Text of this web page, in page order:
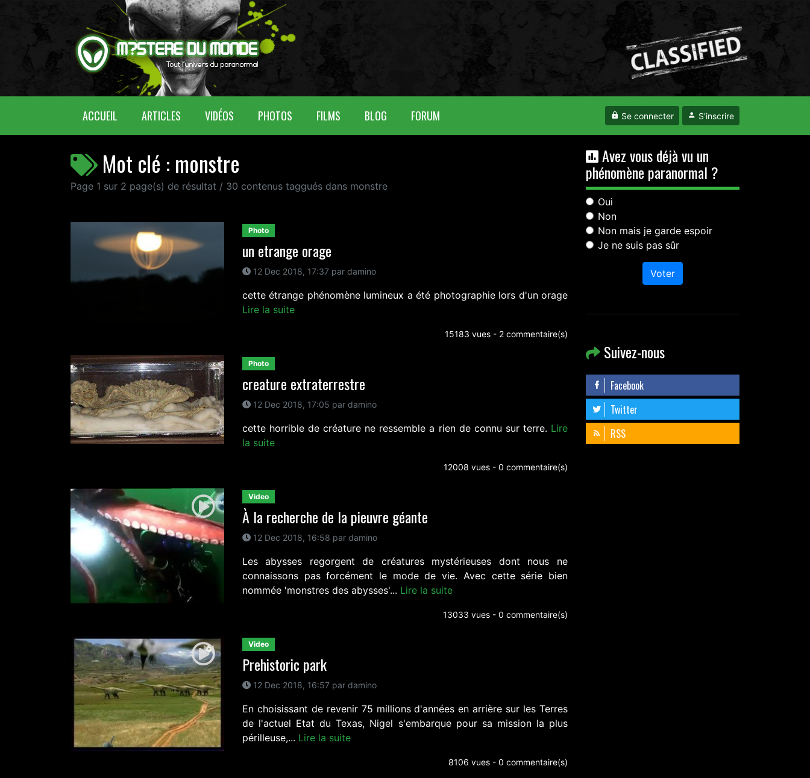
ACCUEIL (CURRENT)ARTICLES VIDÉOS PHOTOS FILMS BLOG FORUM Se connecter S'inscrire
Mot clé : monstre
Page 1 sur 2 page(s) de résultat / 30 contenus taggués dans monstre
Photo
un etrange orage
12 Dec 2018, 17:37 par damino
cette étrange phénomène lumineux a été photographie lors d'un orage
Lire la suite
15183 vues - 2 commentaire(s)
Photo
creature extraterrestre
12 Dec 2018, 17:05 par damino
cette horrible de créature ne ressemble a rien de connu sur terre. Lire
la suite
12008 vues - 0 commentaire(s)
Video
À la recherche de la pieuvre géante
12 Dec 2018, 16:58 par damino
Les abysses regorgent de créatures mystérieuses dont nous ne
connaissons pas forcément le mode de vie. Avec cette série bien
nommée 'monstres des abysses'... Lire la suite
13033 vues - 0 commentaire(s)
Video
Prehistoric park
12 Dec 2018, 16:57 par damino
En choisissant de revenir 75 millions d'années en arrière sur les Terres
de l'actuel Etat du Texas, Nigel s'embarque pour sa mission la plus
périlleuse,... Lire la suite
8106 vues - 0 commentaire(s)
Avez vous déjà vu un
phénomène paranormal ?
Oui
Non
Non mais je garde espoir
Je ne suis pas sûr
Voter
Suivez-nous
Facebook
Twitter
RSS